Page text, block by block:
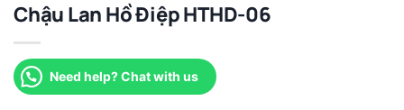
Chậu Lan Hồ Điệp HTHD-06
Need help? Chat with us